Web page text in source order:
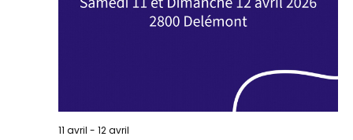
11 avril - 12 avril